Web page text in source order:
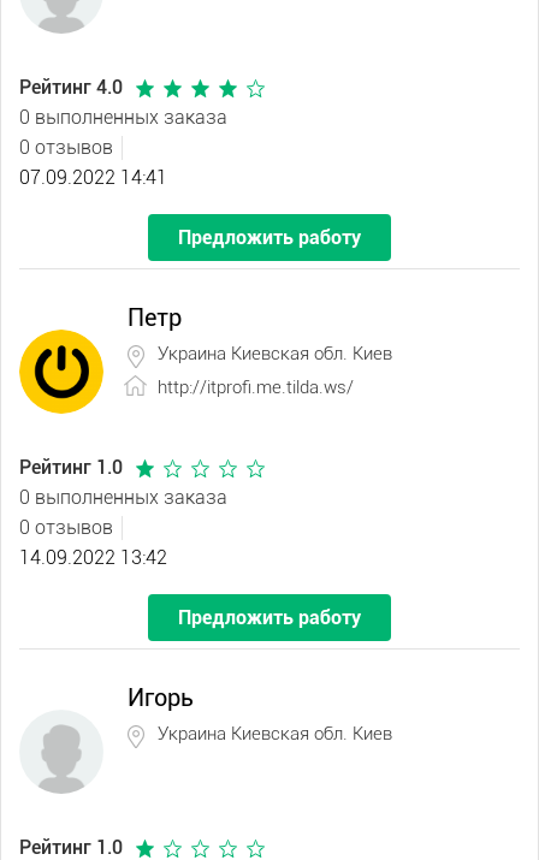
Рейтинг 4.0
0 выполненных заказа
0 отзывов
07.09.2022 14:41
Предложить работу
Петр
Украина Киевская обл. Киев
http://itprofi.me.tilda.ws/
Рейтинг 1.0
0 выполненных заказа
0 отзывов
14.09.2022 13:42
Предложить работу
Игорь
Украина Киевская обл. Киев
Рейтинг 1.0